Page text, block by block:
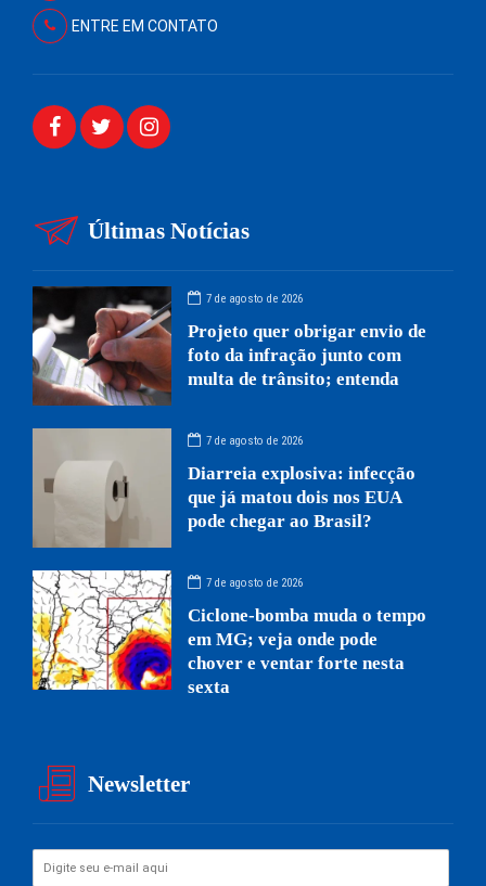
ENTRE EM CONTATO
Últimas Notícias
7 de agosto de 2026
Projeto quer obrigar envio de
foto da infração junto com
multa de trânsito; entenda
7 de agosto de 2026
Diarreia explosiva: infecção
que já matou dois nos EUA
pode chegar ao Brasil?
7 de agosto de 2026
Ciclone-bomba muda o tempo
em MG; veja onde pode
chover e ventar forte nesta
sexta
Newsletter